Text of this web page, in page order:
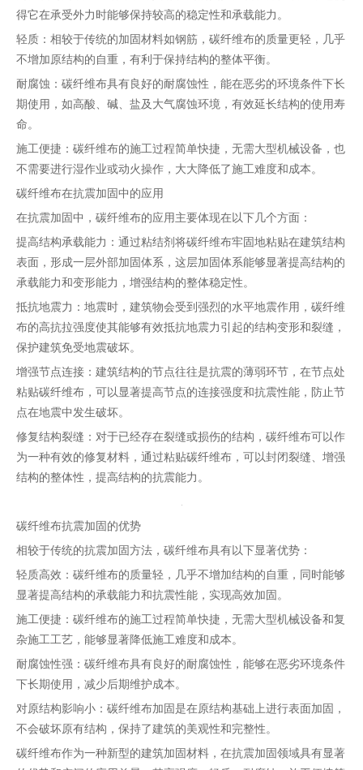
得它在承受外力时能够保持较高的稳定性和承载能力。
轻质：相较于传统的加固材料如钢筋，碳纤维布的质量更轻，几乎
不增加原结构的自重，有利于保持结构的整体平衡。
耐腐蚀：碳纤维布具有良好的耐腐蚀性，能在恶劣的环境条件下长
期使用，如高酸、碱、盐及大气腐蚀环境，有效延长结构的使用寿
命。
施工便捷：碳纤维布的施工过程简单快捷，无需大型机械设备，也
不需要进行湿作业或动火操作，大大降低了施工难度和成本。
碳纤维布在抗震加固中的应用
在抗震加固中，碳纤维布的应用主要体现在以下几个方面：
提高结构承载能力：通过粘结剂将碳纤维布牢固地粘贴在建筑结构
表面，形成一层外部加固体系，这层加固体系能够显著提高结构的
承载能力和变形能力，增强结构的整体稳定性。
抵抗地震力：地震时，建筑物会受到强烈的水平地震作用，碳纤维
布的高抗拉强度使其能够有效抵抗地震力引起的结构变形和裂缝，
保护建筑免受地震破坏。
增强节点连接：建筑结构的节点往往是抗震的薄弱环节，在节点处
粘贴碳纤维布，可以显著提高节点的连接强度和抗震性能，防止节
点在地震中发生破坏。
修复结构裂缝：对于已经存在裂缝或损伤的结构，碳纤维布可以作
为一种有效的修复材料，通过粘贴碳纤维布，可以封闭裂缝、增强
结构的整体性，提高结构的抗震能力。
碳纤维布抗震加固的优势
相较于传统的抗震加固方法，碳纤维布具有以下显著优势：
轻质高效：碳纤维布的质量轻，几乎不增加结构的自重，同时能够
显著提高结构的承载能力和抗震性能，实现高效加固。
施工便捷：碳纤维布的施工过程简单快捷，无需大型机械设备和复
杂施工工艺，能够显著降低施工难度和成本。
耐腐蚀性强：碳纤维布具有良好的耐腐蚀性，能够在恶劣环境条件
下长期使用，减少后期维护成本。
对原结构影响小：碳纤维布加固是在原结构基础上进行表面加固，
不会破坏原有结构，保持了建筑的美观性和完整性。
碳纤维布作为一种新型的建筑加固材料，在抗震加固领域具有显著